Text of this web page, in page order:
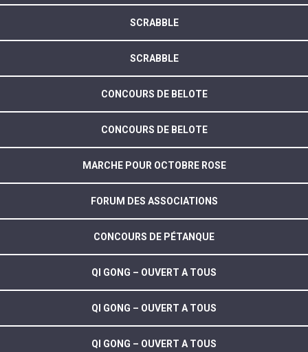
SCRABBLE
SCRABBLE
CONCOURS DE BELOTE
CONCOURS DE BELOTE
MARCHE POUR OCTOBRE ROSE
FORUM DES ASSOCIATIONS
CONCOURS DE PÉTANQUE
QI GONG – OUVERT A TOUS
QI GONG – OUVERT A TOUS
QI GONG – OUVERT A TOUS